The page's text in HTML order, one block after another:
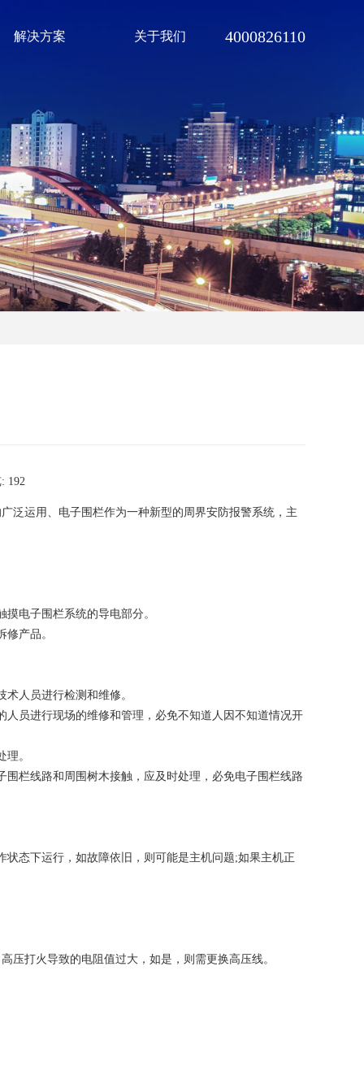
解决方案 关于我们 4000826110
192
泛运用、电子围栏作为一种新型的周界安防报警系统，主
电子围栏系统的导电部分。
产品。
人员进行检测和维修。
员进行现场的维修和管理，必免不知道人因不知道情况开
。
栏线路和周围树木接触，应及时处理，必免电子围栏线路
态下运行，如故障依旧，则可能是主机问题;如果主机正
压打火导致的电阻值过大，如是，则需更换高压线。